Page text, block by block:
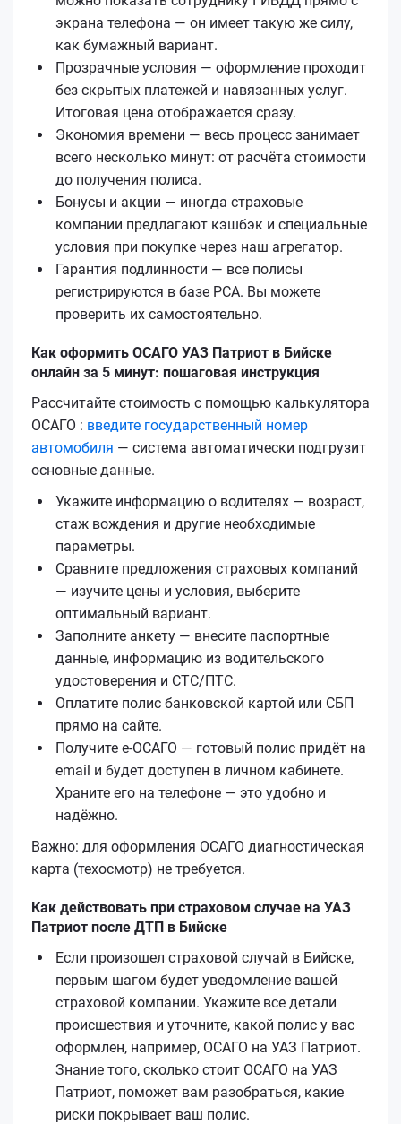
экрана телефона — он имеет такую же силу,
как бумажный вариант.
Прозрачные условия — оформление проходит
без скрытых платежей и навязанных услуг.
Итоговая цена отображается сразу.
Экономия времени — весь процесс занимает
всего несколько минут: от расчёта стоимости
до получения полиса.
Бонусы и акции — иногда страховые
компании предлагают кэшбэк и специальные
условия при покупке через наш агрегатор.
Гарантия подлинности — все полисы
регистрируются в базе РСА. Вы можете
проверить их самостоятельно.
Как оформить ОСАГО УАЗ Патриот в Бийске
онлайн за 5 минут: пошаговая инструкция
Рассчитайте стоимость с помощью калькулятора
ОСАГО : введите государственный номер
автомобиля — система автоматически подгрузит
основные данные.
Укажите информацию о водителях — возраст,
стаж вождения и другие необходимые
параметры.
Сравните предложения страховых компаний
— изучите цены и условия, выберите
оптимальный вариант.
Заполните анкету — внесите паспортные
данные, информацию из водительского
удостоверения и СТС/ПТС.
Оплатите полис банковской картой или СБП
прямо на сайте.
Получите е‑ОСАГО — готовый полис придёт на
email и будет доступен в личном кабинете.
Храните его на телефоне — это удобно и
надёжно.
Важно: для оформления ОСАГО диагностическая
карта (техосмотр) не требуется.
Как действовать при страховом случае на УАЗ
Патриот после ДТП в Бийске
Если произошел страховой случай в Бийске,
первым шагом будет уведомление вашей
страховой компании. Укажите все детали
происшествия и уточните, какой полис у вас
оформлен, например, ОСАГО на УАЗ Патриот.
Знание того, сколько стоит ОСАГО на УАЗ
Патриот, поможет вам разобраться, какие
риски покрывает ваш полис.